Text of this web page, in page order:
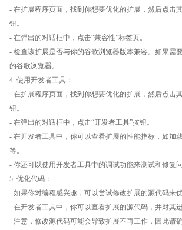
- 在扩展程序页面，找到你想要优化的扩展，然后点击
钮。
- 在弹出的对话框中，点击“兼容性”标签页。
- 检查该扩展是否与你的谷歌浏览器版本兼容。如果需
的谷歌浏览器。
4. 使用开发者工具：
- 在扩展程序页面，找到你想要优化的扩展，然后点击
钮。
- 在弹出的对话框中，点击“开发者工具”按钮。
- 在开发者工具中，你可以查看扩展的性能指标，如加
等。
- 你还可以使用开发者工具中的调试功能来测试和修复问
5. 优化代码：
- 如果你对编程感兴趣，可以尝试修改扩展的源代码来优
- 在开发者工具中，你可以查看扩展的源代码，并对其进
- 注意，修改源代码可能会导致扩展不再工作，因此请